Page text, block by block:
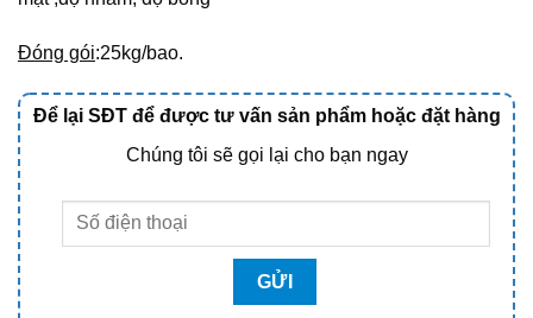
Đóng gói:25kg/bao.
Để lại SĐT để được tư vấn sản phẩm hoặc đặt hàng
Chúng tôi sẽ gọi lại cho bạn ngay